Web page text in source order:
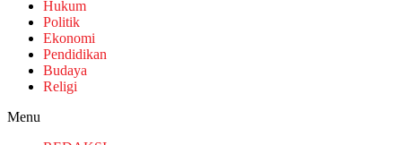
Hukum
Politik
Ekonomi
Pendidikan
Budaya
Religi
Menu